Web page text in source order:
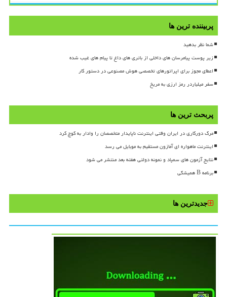
پربیننده ترین ها
شما نظر بدهید
زیر پوست پیامرسان های داخلی از باتری های داغ تا پیام های غیب شده
اعطای مجوز برای اپراتورهای تخصصی هوش مصنوعی در دستور کار
سفر میلیاردر رمز ارزی به مریخ
پربحث ترین ها
مرگ دورکاری در ایران وقتی اینترنت ناپایدار متخصصان را وادار به کوچ کرد
اینترنت ماهواره ای آمازون مستقیم به موبایل می رسد
نتایج آزمون های سمپاد و نمونه دولتی هفته بعد منتشر می شود
برنامه B همیشگی
جدیدترین ها